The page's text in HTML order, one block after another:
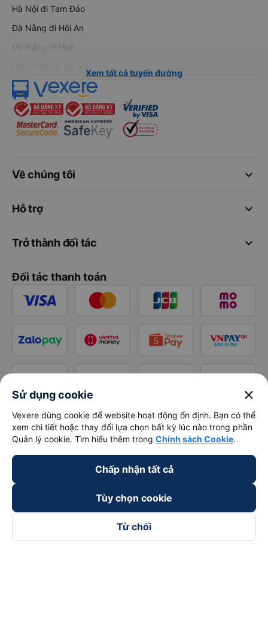
Hà Nội đi Tam Đảo
Đà Nẵng đi Hội An
Đà Nẵng đi Huế
Xem tất cả tuyến đường
keyboard_arrow_down
Về chúng tôi
keyboard_arrow_down
Hỗ trợ
keyboard_arrow_down
Trở thành đối tác
Đối tác thanh toán
Sử dụng cookie close
Vexere dùng cookie để website hoạt động ổn định. Bạn có thể
xem chi tiết hoặc thay đổi lựa chọn bất kỳ lúc nào trong phần
Quản lý cookie. Tìm hiểu thêm trong Chính sách Cookie.
Chấp nhận tất cả
Tùy chọn cookie
Từ chối